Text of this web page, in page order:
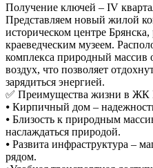
Получение ключей – IV
Представляем новый жилой
историческом центре
краеведческим музеем.
комплекса природный массив
воздух, что позволяет
зарядиться энергией.
✅ Преимущества жизни в
⦁ Кирпичный дом –
⦁ Близость к природным
наслаждаться природой.
⦁ Развита инфраструктура –
рядом.